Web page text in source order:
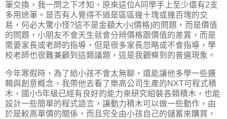
筆交換，我一問之下才知，原來這位A同學手上至少還有2支
多用途筆。是否有人覺得不過是區區幾十塊或幾百塊的交
易，何必大驚小怪?這不是金額大小(價格)的問題，而是價值
的問題，小朋友不會天生就會分辨價格跟價值的差異，而是
需要家長或老師的指導，但是很多家長忽略或不會指導，學
校老師也很難兼顧到這類議題，這是我觀察到的普遍現象。
今年寒假時，為了給小孩不會太無聊，還能讓他多學一些邏
輯與創意概念，我帶他去看了樂高公司生產的NXT可程式積
木，國小5年級已經有良好的能力來研究組裝各類積木，也能
設計一些簡單的程式語言，讓動力積木可以做一些動作，由
於是較高單價的關係，而且完全由小孩自己的儲蓄來購買，